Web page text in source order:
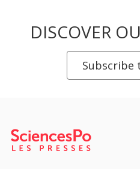
DISCOVER
Subscribe